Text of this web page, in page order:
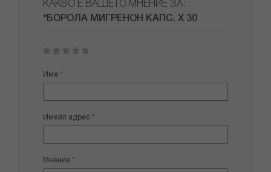
КАКВО Е ВАШЕТО МНЕНИЕ ЗА:
*БОРОЛА МИГРЕНОН КАПС. Х 30
star
stars
stars
stars
stars
Име
Имейл адрес
Мнение